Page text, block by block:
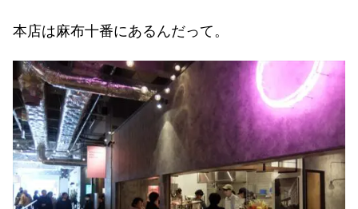
本店は麻布十番にあるんだって。